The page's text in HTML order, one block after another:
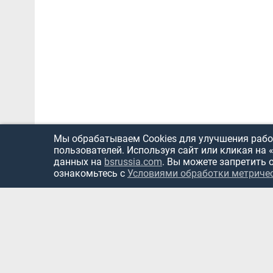
Мы обрабатываем Cookies для улучшения
пользователей. Используя сайт или кликая
данных на bsrussia.com. Вы можете запретить
ознакомьтесь с Условиями обработки